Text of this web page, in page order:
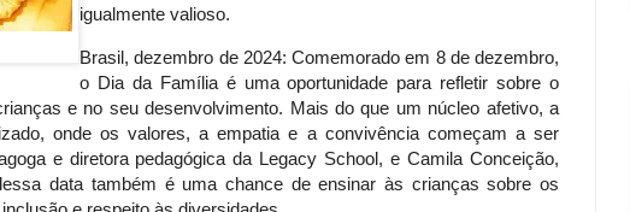
igualmente valioso.
Brasil, dezembro de 2024: Comemorado em 8 de dezembro,
o Dia da Família é uma oportunidade para refletir sobre o
e no seu desenvolvimento. Mais do que um núcleo afetivo, a
onde os valores, a empatia e a convivência começam a ser
e diretora pedagógica da Legacy School, e Camila Conceição,
data também é uma chance de ensinar às crianças sobre os